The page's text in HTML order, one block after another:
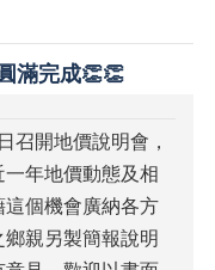
滿完成👏👏
召開地價說明會，
年地價動態及相
個機會廣納各方
親另製簡報說明